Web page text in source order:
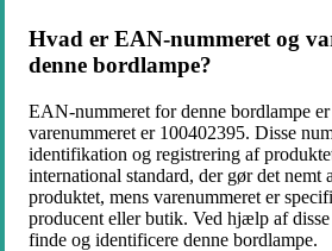
Hvad er EAN-nummeret og
denne bordlampe?
EAN-nummeret for denne bordlampe
varenummeret er 100402395. Disse
identifikation og registrering af
international standard, der gør det nemt
produktet, mens varenummeret er
producent eller butik. Ved hjælp af
finde og identificere denne bordlampe.